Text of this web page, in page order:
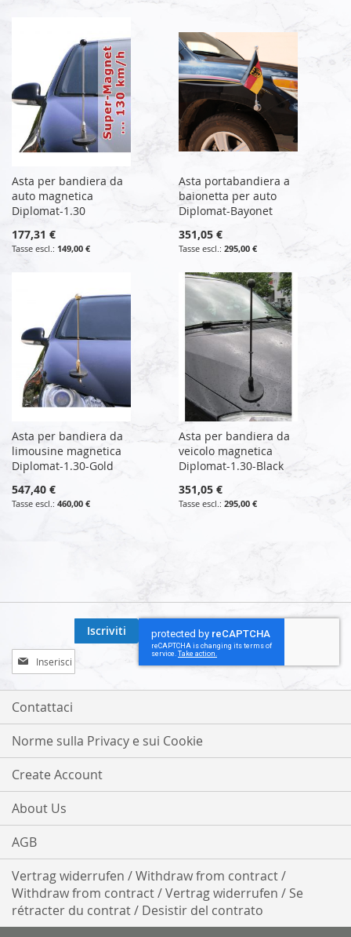
Asta per bandiera da
auto magnetica
Diplomat-1.30
177,31 €
149,00 €
Asta portabandiera a
baionetta per auto
Diplomat-Bayonet
351,05 €
295,00 €
Asta per bandiera da
limousine magnetica
Diplomat-1.30-Gold
547,40 €
460,00 €
Asta per bandiera da
veicolo magnetica
Diplomat-1.30-Black
351,05 €
295,00 €
Iscriviti
alla
nostra
Newsletter:
Iscriviti
Contattaci
Norme sulla Privacy e sui Cookie
Create Account
About Us
AGB
Vertrag widerrufen / Withdraw from contract /
Withdraw from contract / Vertrag widerrufen / Se
rétracter du contrat / Desistir del contrato